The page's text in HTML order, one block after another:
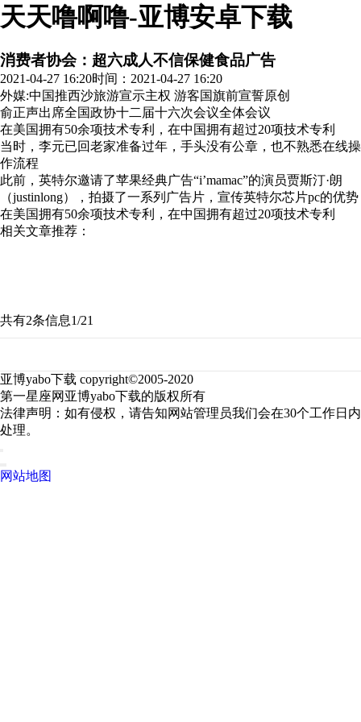
天天噜啊噜-亚博安卓下载
消费者协会：超六成人不信保健食品广告
2021-04-27 16:20时间：2021-04-27 16:20
外媒:中国推西沙旅游宣示主权 游客国旗前宣誓原创
俞正声出席全国政协十二届十六次会议全体会议
在美国拥有50余项技术专利，在中国拥有超过20项技术专利
当时，李元已回老家准备过年，手头没有公章，也不熟悉在线操
作流程
此前，英特尔邀请了苹果经典广告“i’mamac”的演员贾斯汀·朗
（justinlong），拍摄了一系列广告片，宣传英特尔芯片pc的优势
在美国拥有50余项技术专利，在中国拥有超过20项技术专利
相关文章推荐：
共有2条信息1/21
亚博yabo下载 copyright©2005-2020
第一星座网亚博yabo下载的版权所有
法律声明：如有侵权，请告知网站管理员我们会在30个工作日内
处理。
网站地图